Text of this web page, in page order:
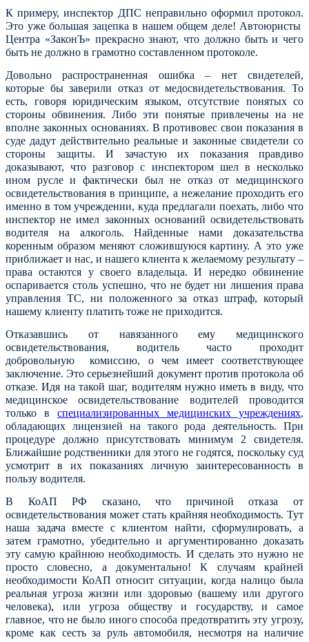
К примеру, инспектор ДПС неправильно оформил протокол.
Это уже большая зацепка в нашем общем деле! Автоюристы
Центра «ЗаконЪ» прекрасно знают, что должно быть и чего
быть не должно в грамотно составленном протоколе.
Довольно распространенная ошибка – нет свидетелей,
которые бы заверили отказ от медосвидетельствования. То
есть, говоря юридическим языком, отсутствие понятых со
стороны обвинения. Либо эти понятые привлечены на не
вполне законных основаниях. В противовес свои показания в
суде дадут действительно реальные и законные свидетели со
стороны защиты. И зачастую их показания правдиво
доказывают, что разговор с инспектором шел в несколько
ином русле и фактически был не отказ от медицинского
освидетельствования в принципе, а нежелание проходить его
именно в том учреждении, куда предлагали поехать, либо что
инспектор не имел законных оснований освидетельствовать
водителя на алкоголь. Найденные нами доказательства
коренным образом меняют сложившуюся картину. А это уже
приближает и нас, и нашего клиента к желаемому результату –
права остаются у своего владельца. И нередко обвинение
оспаривается столь успешно, что не будет ни лишения права
управления ТС, ни положенного за отказ штраф, который
нашему клиенту платить тоже не приходится.
Отказавшись от навязанного ему медицинского
освидетельствования, водитель часто проходит
добровольную комиссию, о чем имеет соответствующее
заключение. Это серьезнейший документ против протокола об
отказе. Идя на такой шаг, водителям нужно иметь в виду, что
медицинское освидетельствование водителей проводится
только в специализированных медицинских учреждениях,
обладающих лицензией на такого рода деятельность. При
процедуре должно присутствовать минимум 2 свидетеля.
Ближайшие родственники для этого не годятся, поскольку суд
усмотрит в их показаниях личную заинтересованность в
пользу водителя.
В КоАП РФ сказано, что причиной отказа от
освидетельствования может стать крайняя необходимость. Тут
наша задача вместе с клиентом найти, сформулировать, а
затем грамотно, убедительно и аргументированно доказать
эту самую крайнюю необходимость. И сделать это нужно не
просто словесно, а документально! К случаям крайней
необходимости КоАП относит ситуации, когда налицо была
реальная угроза жизни или здоровью (вашему или другого
человека), или угроза обществу и государству, и самое
главное, что не было иного способа предотвратить эту угрозу,
кроме как сесть за руль автомобиля, несмотря на наличие